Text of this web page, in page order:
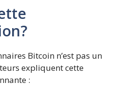
Bitcoin n’est pas un
expliquent cette
: